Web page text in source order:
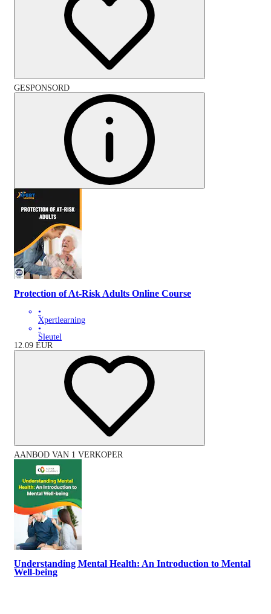
GESPONSORD
Protection of At-Risk Adults Online Course
•
Xpertlearning
•
Sleutel
12.09 EUR
AANBOD VAN 1 VERKOPER
Understanding Mental Health: An Introduction to Mental
Well-being